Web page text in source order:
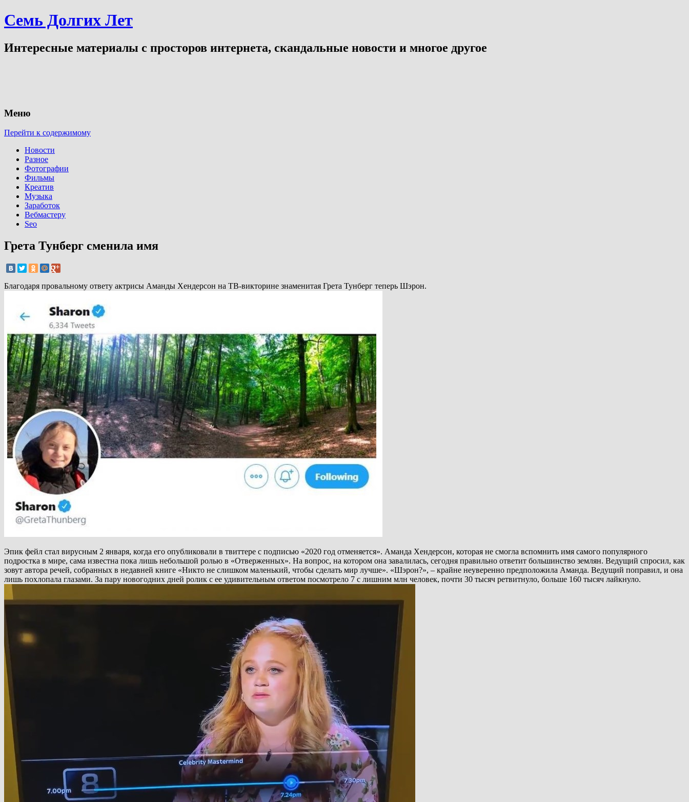
Семь Долгих Лет
Интересные материалы с просторов интернета, скандальные новости и многое другое
Меню
Перейти к содержимому
Новости
Разное
Фотографии
Фильмы
Креатив
Музыка
Заработок
Вебмастеру
Seo
Грета Тунберг сменила имя
Благодаря провальному ответу актрисы Аманды Хендерсон на ТВ-викторине знаменитая Грета Тунберг теперь Шэрон.
Эпик фейл стал вирусным 2 января, когда его опубликовали в твиттере с подписью «2020 год отменяется». Аманда Хендерсон, которая не смогла вспомнить имя самого популярного
подростка в мире, сама известна пока лишь небольшой ролью в «Отверженных». На вопрос, на котором она завалилась, сегодня правильно ответит большинство землян. Ведущий спросил, как
зовут автора речей, собранных в недавней книге «Никто не слишком маленький, чтобы сделать мир лучше». «Шэрон?», – крайне неуверенно предположила Аманда. Ведущий поправил, и она
лишь похлопала глазами. За пару новогодних дней ролик с ее удивительным ответом посмотрело 7 с лишним млн человек, почти 30 тысяч ретвитнуло, больше 160 тысяч лайкнуло.